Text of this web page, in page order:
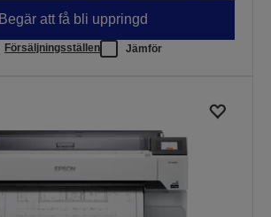
Begär att få bli uppringd
Försäljningsställen Jämför